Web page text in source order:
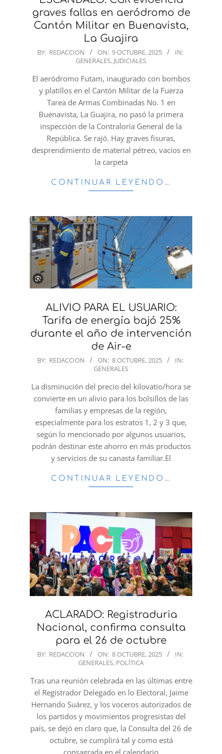
graves fallas en aeródromo de
Cantón Militar en Buenavista,
La Guajira
2025-
09
BY: REDACCION ON: 9 OCTUBRE, 2025
IN:
GENERALES, JUDICIALES
El aeródromo Futam, inaugurado con bombos
y platillos en el Cantón Militar de la Fuerza
Tarea de Armas Combinadas No. 1 en
Buenavista, La Guajira, no pasó la primera
inspección de la Contraloría General de la
República. Se rajó. Hay graves fisuras,
desprendimiento de material pétreo, vacíos en
la carpeta
CONTINUAR LEYENDO…
ALIVIO PARA EL USUARIO:
Tarifa de energía bajó 25%
durante el año de intervención
de Air-e
2025-
08
BY: REDACCION ON: 8 OCTUBRE, 2025
IN:
GENERALES
La disminución del precio del kilovatio/hora se
convierte en un alivio para los bolsillos de las
familias y empresas de la región,
especialmente para los estratos 1, 2 y 3 que,
según lo mencionado por algunos usuarios,
podrán destinar este ahorro en más productos
y servicios de su canasta familiar.El
CONTINUAR LEYENDO…
ACLARADO: Registraduria
Nacional, confirma consulta
para el 26 de octubre
2025-
08
BY: REDACCION ON: 8 OCTUBRE, 2025
IN:
GENERALES, POLÍTICA
Tras una reunión celebrada en las últimas entre
el Registrador Delegado en lo Electoral, Jaime
Hernando Suárez, y los voceros autorizados de
los partidos y movimientos progresistas del
país, se dejó en claro que, la Consulta del 26 de
octubre, se cumplirá tal y como está
consagrada en el calendario